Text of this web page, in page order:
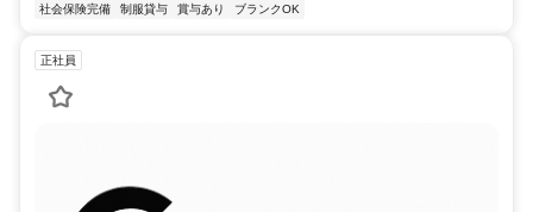
社会保険完備
制服貸与 賞与あり ブランクOK
正社員